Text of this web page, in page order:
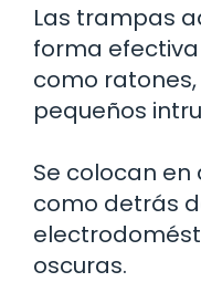
Las trampas
forma
como
pequeños
Se colocan
como detrás
oscuras.